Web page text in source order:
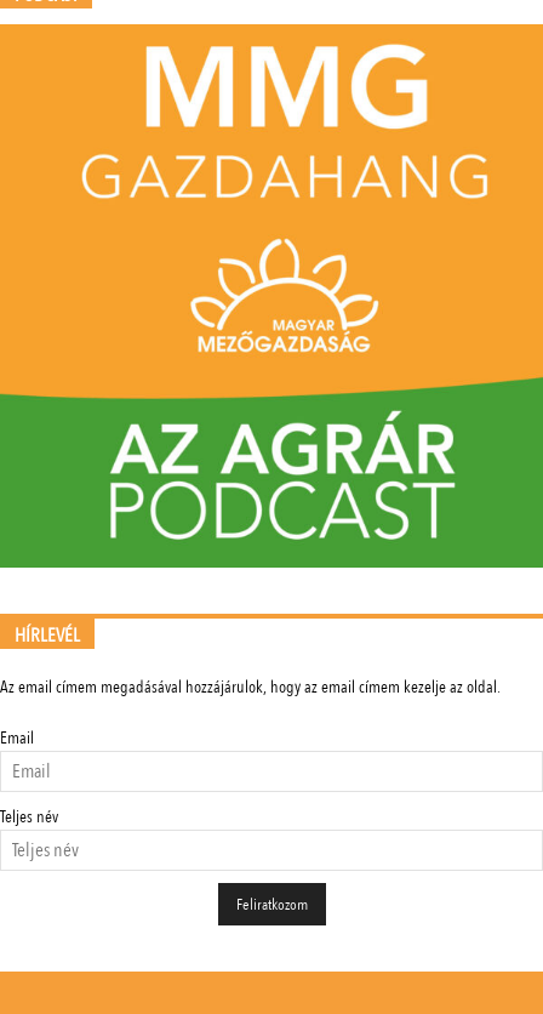
HÍRLEVÉL
Az email címem megadásával hozzájárulok, hogy az email címem kezelje az oldal.
Email
Teljes név